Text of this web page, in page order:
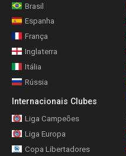
Brasil
Espanha
França
Inglaterra
Itália
Rússia
Internacionais Clubes
Liga Campeões
Liga Europa
Copa Libertadores